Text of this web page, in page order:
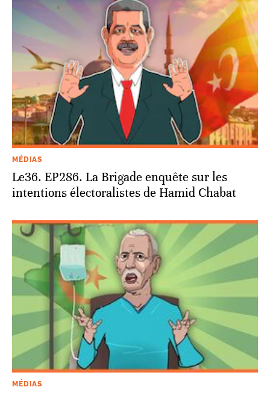
MÉDIAS
Le36. EP286. La Brigade enquête sur les
intentions électoralistes de Hamid Chabat
MÉDIAS